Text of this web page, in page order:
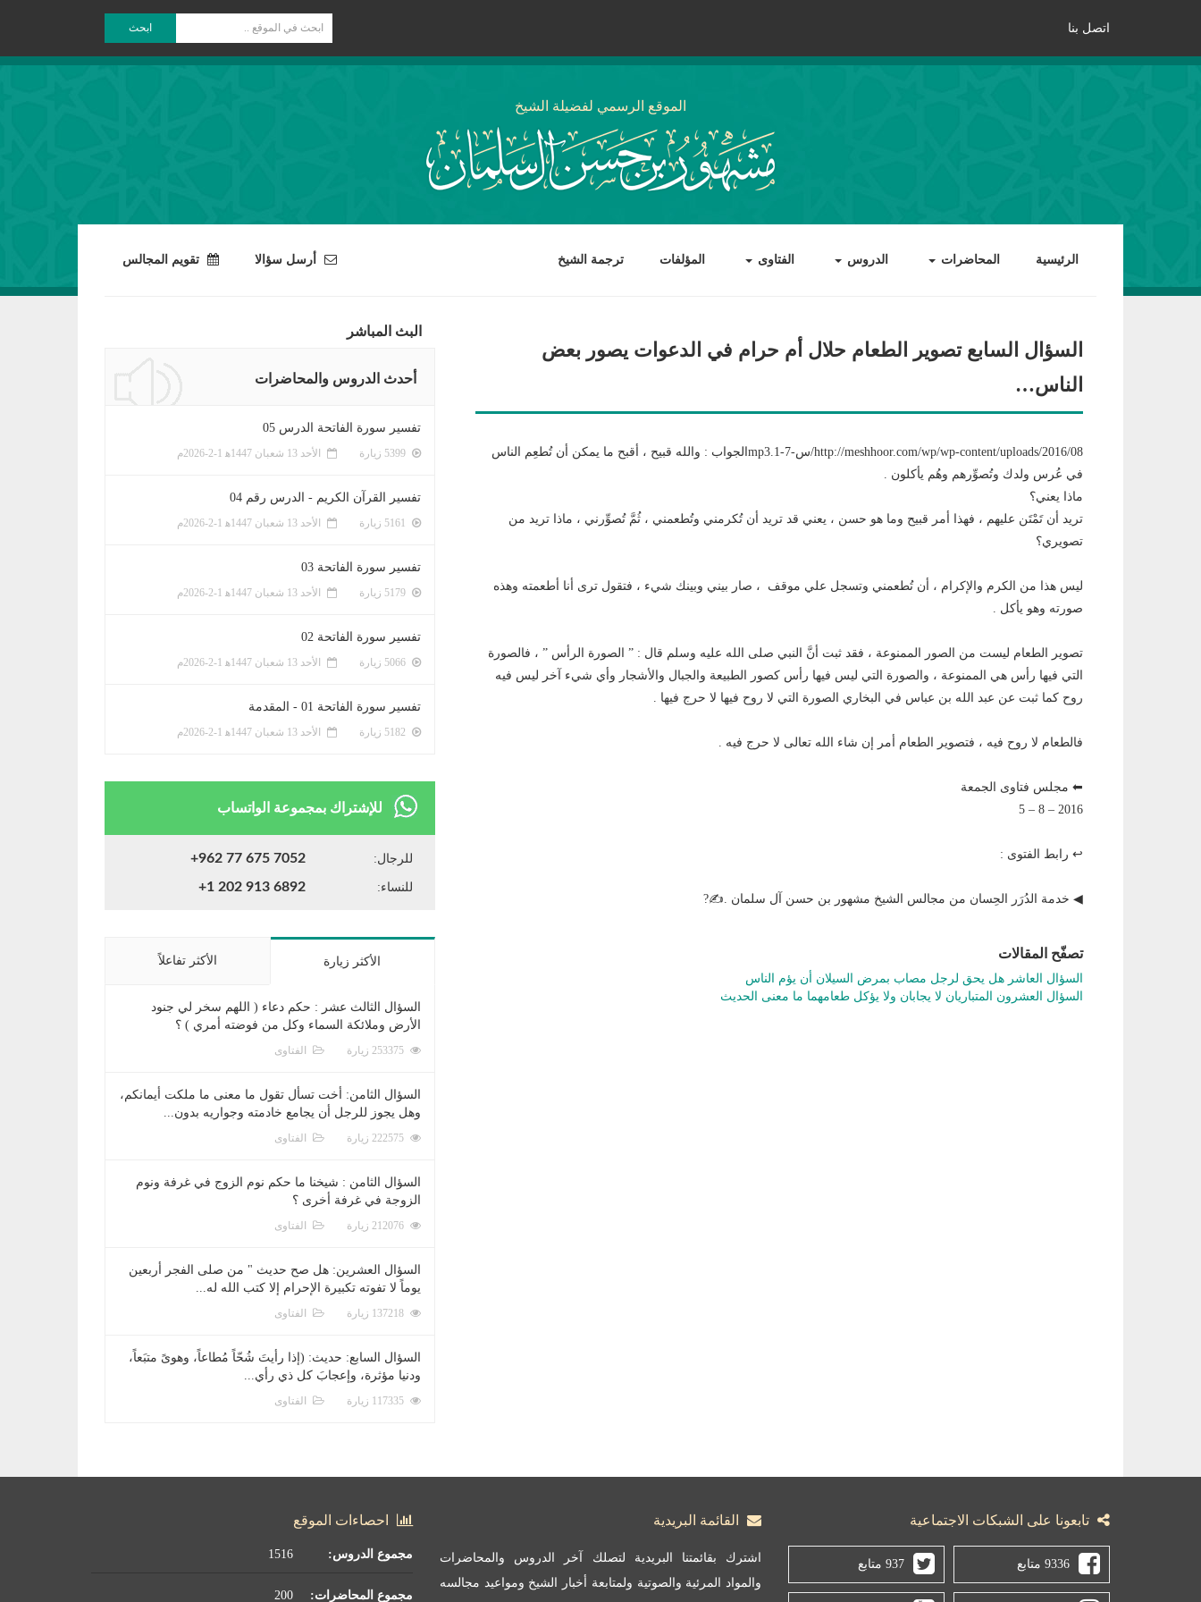
اتصل بنا ابحث
الموقع الرسمي لفضيلة الشيخ
الرئيسية المحاضرات الدروس الفتاوى المؤلفات ترجمة الشيخ أرسل سؤالا تقويم المجالس
السؤال السابع تصوير الطعام حلال أم حرام في الدعوات يصور بعض
الناس…
http://meshhoor.com/wp/wp-content/uploads/2016/08/س-7-1.mp3الجواب : والله قبيح ، أقبح ما يمكن أن تُطعِم الناس
في عُرس ولدك وتُصوِّرهم وهُم يأكلون .
ماذا يعني؟
تريد أن تَمْتَن عليهم ، فهذا أمر قبيح وما هو حسن ، يعني قد تريد أن تُكرمني وتُطعمني ، ثُمَّ تُصوِّرني ، ماذا تريد من
تصويري؟
ليس هذا من الكرم والإكرام ، أن تُطعمني وتسجل علي موقف ، صار بيني وبينك شيء ، فتقول ترى أنا أطعمته وهذه
صورته وهو يأكل .
تصوير الطعام ليست من الصور الممنوعة ، فقد ثبت أنَّ النبي صلى الله عليه وسلم قال : ” الصورة الرأس ” ، فالصورة
التي فيها رأس هي الممنوعة ، والصورة التي ليس فيها رأس كصور الطبيعة والجبال والأشجار وأي شيء آخر ليس فيه
روح كما ثبت عن عبد الله بن عباس في البخاري الصورة التي لا روح فيها لا حرج فيها .
فالطعام لا روح فيه ، فتصوير الطعام أمر إن شاء الله تعالى لا حرج فيه .
⬅ مجلس فتاوى الجمعة
2016 – 8 – 5
↩ رابط الفتوى :
◀ خدمة الدُرَر الحِسان من مجالس الشيخ مشهور بن حسن آل سلمان .✍?
تصفّح المقالات
السؤال العاشر هل يحق لرجل مصاب بمرض السيلان أن يؤم الناس
السؤال العشرون المتباريان لا يجابان ولا يؤكل طعامهما ما معنى الحديث
البث المباشر
أحدث الدروس والمحاضرات
تفسير سورة الفاتحة الدرس 05
الأحد 13 شعبان 1447ﻫ 1-2-2026م
تفسير القرآن الكريم - الدرس رقم 04
الأحد 13 شعبان 1447ﻫ 1-2-2026م
تفسير سورة الفاتحة 03
الأحد 13 شعبان 1447ﻫ 1-2-2026م
تفسير سورة الفاتحة 02
الأحد 13 شعبان 1447ﻫ 1-2-2026م
تفسير سورة الفاتحة 01 - المقدمة
الأحد 13 شعبان 1447ﻫ 1-2-2026م
للإشتراك بمجموعة الواتساب
للرجال: +962 77 675 7052
للنساء: +1 202 913 6892
الأكثر زيارة الأكثر تفاعلاً
السؤال الثالث عشر : حكم دعاء ( اللهم سخر لي جنود
الأرض وملائكة السماء وكل من فوضته أمري ) ؟
الفتاوى
السؤال الثامن: أخت تسأل تقول ما معنى ما ملكت أيمانكم،
وهل يجوز للرجل أن يجامع خادمته وجواريه بدون...
الفتاوى
السؤال الثامن : شيخنا ما حكم نوم الزوج في غرفة ونوم
الزوجة في غرفة أخرى ؟
الفتاوى
السؤال العشرين: هل صح حديث " من صلى الفجر أربعين
يوماً لا تفوته تكبيرة الإحرام إلا كتب الله له...
الفتاوى
السؤال السابع: حديث: (إذا رأيتَ شُحّاً مُطاعاً، وهوىً متبَعاً،
ودنيا مؤثرة، وإعجابَ كل ذي رأي...
الفتاوى
تابعونا على الشبكات الاجتماعية
9336 متابع 937 متابع
القائمة البريدية
اشترك بقائمتنا البريدية لتصلك آخر الدروس والمحاضرات
والمواد المرئية والصوتية ولمتابعة أخبار الشيخ ومواعيد مجالسه
احصاءات الموقع
مجموع الدروس:
مجموع المحاضرات: